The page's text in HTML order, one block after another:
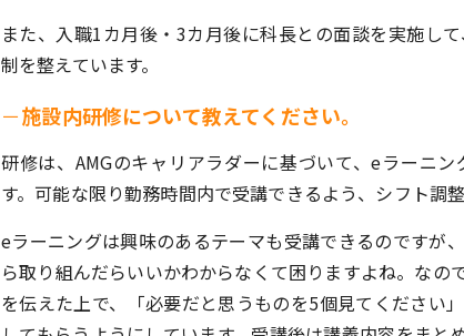
また、入職1カ月後・3カ月後に科長との面談を実施し
制を整えています。
－施設内研修について教えてください。
研修は、AMGのキャリアラダーに基づいて、eラーニ
す。可能な限り勤務時間内で受講できるよう、シフト調整
eラーニングは興味のあるテーマも受講できるのですが
ら取り組んだらいいかわからなくて困りますよね。な
を伝えた上で、「必要だと思うものを5個見てください